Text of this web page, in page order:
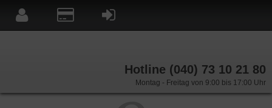
Hotline (040) 73 10 21 80
Montag - Freitag von 9:00 bis 17:00 Uhr